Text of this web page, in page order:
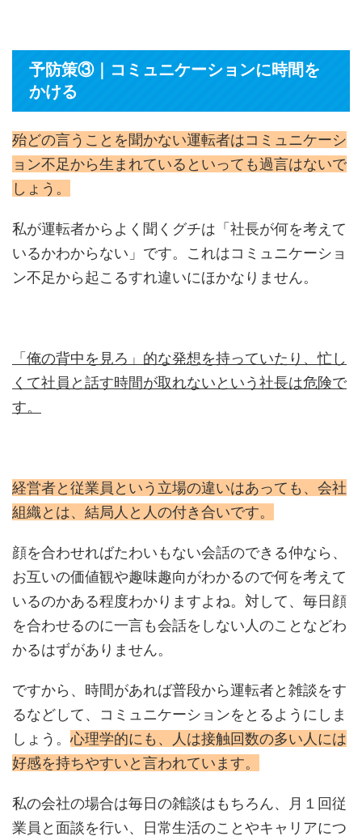
予防策③｜コミュニケーションに時間を
かける
殆どの言うことを聞かない運転者はコミュニケーシ
ョン不足から生まれているといっても過言はないで
しょう。
私が運転者からよく聞くグチは「社長が何を考えて
いるかわからない」です。これはコミュニケーショ
ン不足から起こるすれ違いにほかなりません。
「俺の背中を見ろ」的な発想を持っていたり、忙し
くて社員と話す時間が取れないという社長は危険で
す。
経営者と従業員という立場の違いはあっても、会社
組織とは、結局人と人の付き合いです。
顔を合わせればたわいもない会話のできる仲なら、
お互いの価値観や趣味趣向がわかるので何を考えて
いるのかある程度わかりますよね。対して、毎日顔
を合わせるのに一言も会話をしない人のことなどわ
かるはずがありません。
ですから、時間があれば普段から運転者と雑談をす
るなどして、コミュニケーションをとるようにしま
しょう。心理学的にも、人は接触回数の多い人には
好感を持ちやすいと言われています。
私の会社の場合は毎日の雑談はもちろん、月１回従
業員と面談を行い、日常生活のことやキャリアにつ